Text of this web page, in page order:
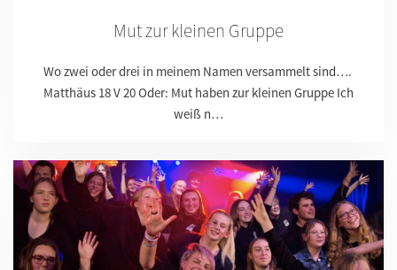
Mut zur kleinen Gruppe
Wo zwei oder drei in meinem Namen versammelt sind….
Matthäus 18 V 20 Oder: Mut haben zur kleinen Gruppe Ich
weiß n…